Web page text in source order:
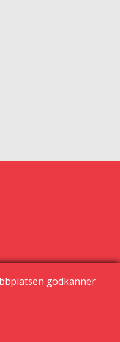
godkänner